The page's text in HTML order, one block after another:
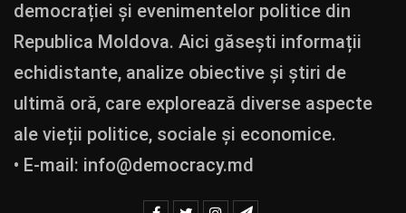
democrației și evenimentelor politice din
Republica Moldova. Aici găsești informații
echidistante, analize obiective și știri de
ultimă oră, care explorează diverse aspecte
ale vieții politice, sociale și economice.
• E-mail: info@democracy.md